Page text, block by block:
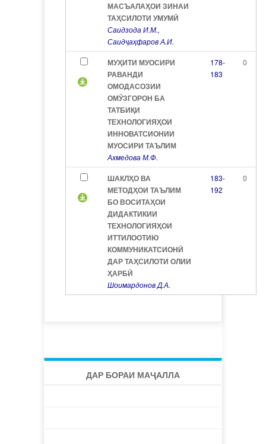
МАСЪАЛАҲОИ ЗИНАИ
ТАҲСИЛОТИ УМУМӢ
Саидзода И.М.,
Саидҷаҳфаров А.И.
МУҲИТИ МУОСИРИ
РАВАНДИ
ОМОДАСОЗИИ
ОМӮЗГОРОН БА
ТАТБИҚИ
ТЕХНОЛОГИЯҲОИ
ИННОВАТСИОНИИ
МУОСИРИ ТАЪЛИМ
Ахмедова М.Ф.
178-
183
0
ШАКЛҲО ВА
МЕТОДҲОИ ТАЪЛИМ
БО ВОСИТАҲОИ
ДИДАКТИКИИ
ТЕХНОЛОГИЯҲОИ
ИТТИЛООТИЮ
КОММУНИКАТСИОНӢ
ДАР ТАҲСИЛОТИ ОЛИИ
ҲАРБӢ
Шоимардонов Д.А.
183-
192
0
ДАР БОРАИ МАҶАЛЛА